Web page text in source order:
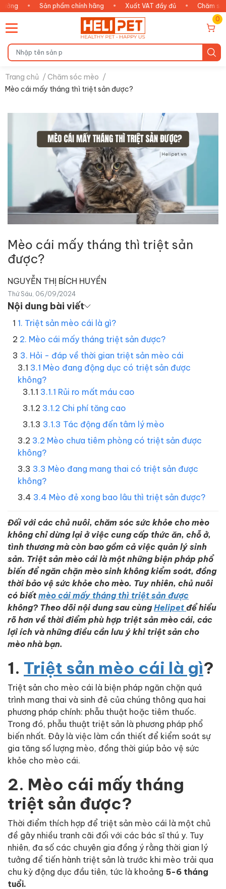
• Sản phẩm chính hãng • Xuất VAT đầy đủ •
Chăm sóc thông
0
Trang chủ /Chăm sóc mèo /
Mèo cái mấy tháng thì triệt sản được?
Mèo cái mấy tháng thì triệt sản
được?
NGUYỄN THỊ BÍCH HUYỀN
Thứ Sáu, 06/09/2024
Nội dung bài viết
1. Triệt sản mèo cái là gì?
2. Mèo cái mấy tháng triệt sản được?
3. Hỏi - đáp về thời gian triệt sản mèo cái
3.1 Mèo đang động dục có triệt sản được
không?
3.1.1 Rủi ro mất máu cao
3.1.2 Chi phí tăng cao
3.1.3 Tác động đến tâm lý mèo
3.2 Mèo chưa tiêm phòng có triệt sản được
không?
3.3 Mèo đang mang thai có triệt sản được
không?
3.4 Mèo đẻ xong bao lâu thì triệt sản được?
Đối với các chủ nuôi, chăm sóc sức khỏe cho mèo
không chỉ dừng lại ở việc cung cấp thức ăn, chỗ ở,
tình thương mà còn bao gồm cả việc quản lý sinh
sản. Triệt sản mèo cái là một những biện pháp phổ
biến để ngăn chặn mèo sinh không kiểm soát, đồng
thời bảo vệ sức khỏe cho mèo. Tuy nhiên, chủ nuôi
có biết mèo cái mấy tháng thì triệt sản được
không? Theo dõi nội dung sau cùngHelipet để hiểu
rõ hơn về thời điểm phù hợp triệt sản mèo cái, các
lợi ích và những điều cần lưu ý khi triệt sản cho
mèo nhà bạn.
1. Triệt sản mèo cái là gì?
Triệt sản cho mèo cái là biện pháp ngăn chặn quá
trình mang thai và sinh đẻ của chúng thông qua hai
phương pháp chính: phẫu thuật hoặc tiêm thuốc.
Trong đó, phẫu thuật triệt sản là phương pháp phổ
biến nhất. Đây là việc làm cần thiết để kiểm soát sự
gia tăng số lượng mèo, đồng thời giúp bảo vệ sức
khỏe cho mèo cái.
2. Mèo cái mấy tháng
triệt sản được?
Thời điểm thích hợp để triệt sản mèo cái là một chủ
đề gây nhiều tranh cãi đối với các bác sĩ thú y. Tuy
nhiên, đa số các chuyên gia đồng ý rằng thời gian lý
tưởng để tiến hành triệt sản là trước khi mèo trải qua
chu kỳ động dục đầu tiên, tức là khoảng 5-6 tháng
tuổi.